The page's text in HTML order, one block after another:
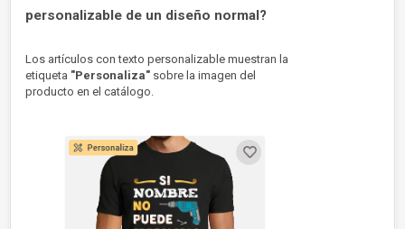
personalizable de un diseño normal?
Los artículos con texto personalizable muestran la
etiqueta "Personaliza" sobre la imagen del
producto en el catálogo.